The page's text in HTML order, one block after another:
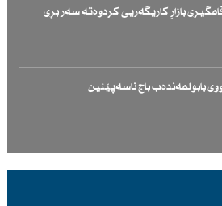
بازاڕ كاریگەریی كردوەتە سەر بڕی
بابولمەندەب باج ناسەپێنین